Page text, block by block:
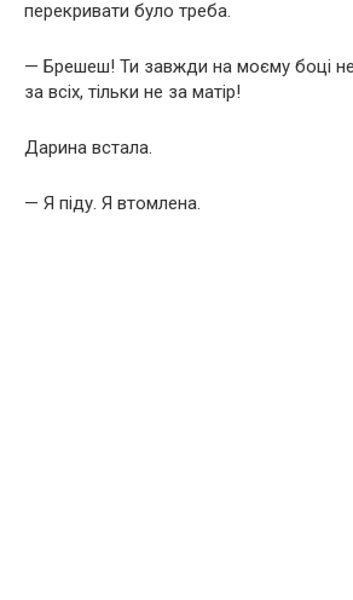
перекривати було треба.
— Брешеш! Ти завжди на моєму боці
за всіх, тільки не за матір!
Дарина встала.
— Я піду. Я втомлена.